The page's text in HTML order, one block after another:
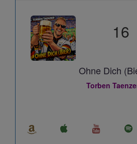
16
Ohne Dich
Torben